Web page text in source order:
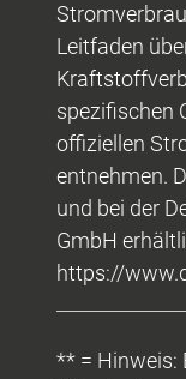
Leitfaden
spezifischen
offiziellen
entnehmen.
und bei der
GmbH
https://
** = Hinweis: